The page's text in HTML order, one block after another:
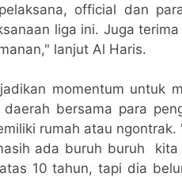
official dan
liga ini. Juga
lanjut Al Haris.
momentum untuk
bersama para
rumah atau ngontrak.
ada buruh buruh kita
10 tahun, tapi dia